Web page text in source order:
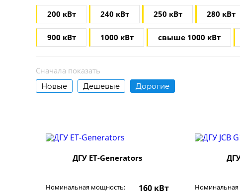
200 кВт 240 кВт 250 кВт 280 кВт
900 кВт 1000 кВт свыше 1000 кВт
Сначала показать
Новые Дешевые Дорогие
ДГУ ET-Generators
Номинальная мощность: 160 кВт